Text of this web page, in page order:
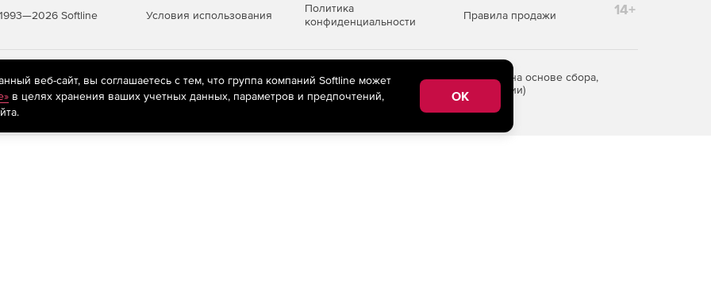
Softline Условия использования
Политика
конфиденциальности
Правила продажи 14+
рекомендательные технологии(информационные технологии предоставления информации на основе сбора,
пользователей сети «Интернет», находящихся на территории Российской Федерации)
веб-сайт, вы соглашаетесь с тем, что группа компаний Softline может
в целях хранения ваших учетных данных, параметров и предпочтений,
OK